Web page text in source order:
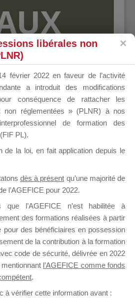
DE
il y a un jour
également les Conseillers
libérales non
février 2022 en faveur de l’activité
a introduit des modifications
conséquence de rattacher les
non réglementées » (PLNR) à nos
de formation des
PL).
de la loi, en fait application depuis le
dès à présent qu’une majorité de
l’AGEFICE pour 2022.
que l’AGEFICE n’est habilitée à
des formations réalisées à partir
pour des bénéficiaires en possession
de la contribution à la formation
code de sécurité, délivrée en 2022
l’AGEFICE comme fonds
.
à vérifier cette information avant :